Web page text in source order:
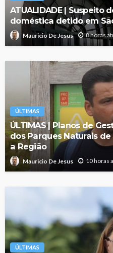
ATUALIDADE | Suspeito
doméstica detido em
Mauricio De Jesus 8 horas
ÚLTIMAS
ÚLTIMAS | Planos de
dos Parques Naturais
a Região
Mauricio De Jesus 10 horas
ÚLTIMAS